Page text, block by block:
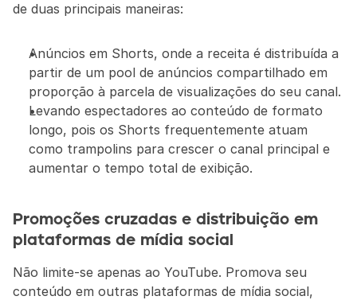
de duas principais maneiras:
Anúncios em Shorts, onde a receita é distribuída a
partir de um pool de anúncios compartilhado em
proporção à parcela de visualizações do seu canal.
Levando espectadores ao conteúdo de formato
longo, pois os Shorts frequentemente atuam
como trampolins para crescer o canal principal e
aumentar o tempo total de exibição.
Promoções cruzadas e distribuição em
plataformas de mídia social
Não limite-se apenas ao YouTube. Promova seu
conteúdo em outras plataformas de mídia social,